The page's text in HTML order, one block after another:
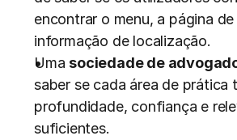
encontrar o menu, a página
informação de localização.
Uma sociedade de
saber se cada área de prática
profundidade, confiança e
suficientes.